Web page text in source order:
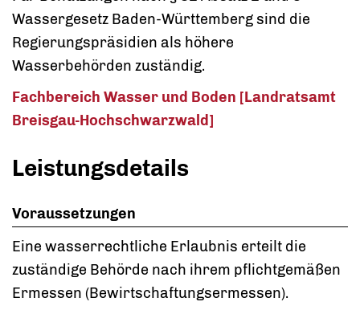
Wassergesetz Baden-Württemberg sind die
Regierungspräsidien als höhere
Wasserbehörden zuständig.
Fachbereich Wasser und Boden [Landratsamt
Breisgau-Hochschwarzwald]
Leistungsdetails
Voraussetzungen
Eine wasserrechtliche Erlaubnis erteilt die
zuständige Behörde nach ihrem pflichtgemäßen
Ermessen (Bewirtschaftungsermessen).